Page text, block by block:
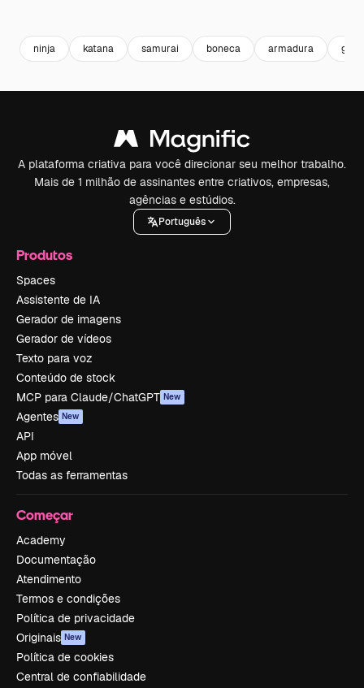
ninja katana samurai boneca armadura girl
A plataforma criativa para você direcionar seu melhor trabalho.
Mais de 1 milhão de assinantes entre criativos, empresas,
agências e estúdios.
Português
Produtos
Spaces
Assistente de IA
Gerador de imagens
Gerador de vídeos
Texto para voz
Conteúdo de stock
MCP para Claude/ChatGPT New
Agentes New
API
App móvel
Todas as ferramentas
Começar
Academy
Documentação
Atendimento
Termos e condições
Política de privacidade
Originais New
Política de cookies
Central de confiabilidade